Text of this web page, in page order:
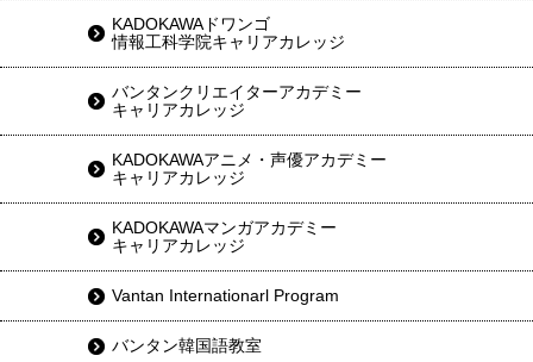
KADOKAWAドワンゴ
情報工科学院キャリアカレッジ
バンタンクリエイターアカデミー
キャリアカレッジ
KADOKAWAアニメ・声優アカデミー
キャリアカレッジ
KADOKAWAマンガアカデミー
キャリアカレッジ
Vantan Internationarl Program
バンタン韓国語教室